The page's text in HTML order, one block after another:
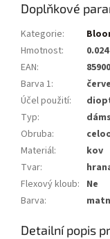
Doplňkové
Kategorie:
Hmotnost:
EAN:
Barva 1:
Účel použití:
Typ:
Obruba:
Materiál:
kov
Tvar:
Flexový kloub: Ne
Barva:
Detailní popis